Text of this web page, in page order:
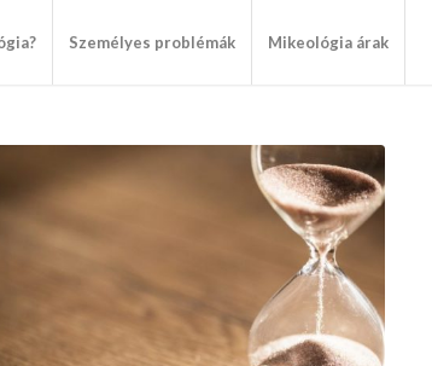
Személyes problémák Mikeológia árak